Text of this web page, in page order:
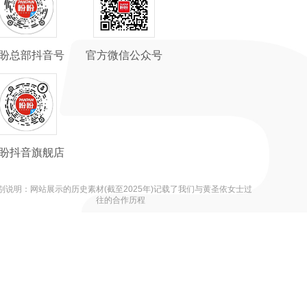
总部抖音号 官方微信公众号
抖音旗舰店
说明：网站展示的历史素材(截至2025年)记载了我们与黄圣依女士过
往的合作历程